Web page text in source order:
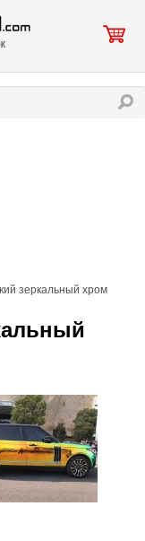
зеркальный хром